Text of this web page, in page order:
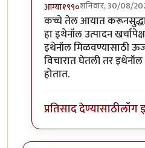
आग्या१९९०शनिवार, 30/08/
In reply toइथेनॉल
कच्चे तेल आयात करूनसुद्धा
हा इथेनॉल उत्पादन
इथेनॉल मिळवण्यासाठी
विचारात घेतली तर इथेनॉल
होतात.
प्रतिसाद देण्यासाठीलॉग